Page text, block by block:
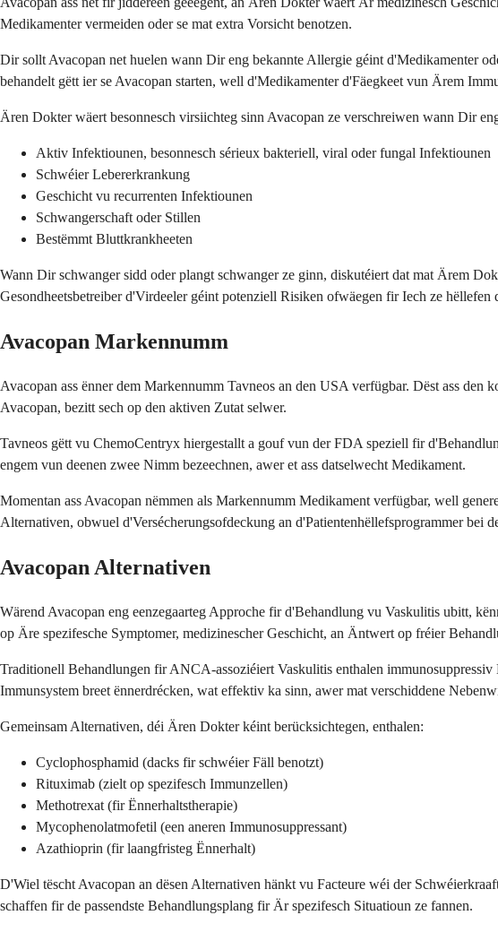
Medikamenter vermeiden oder se mat extra Vorsicht benotzen.
Dir sollt Avacopan net huelen wann Dir eng bekannte Allergie géint d'Medikamenter
behandelt gëtt ier se Avacopan starten, well d'Medikamenter d'Fäegkeet vun Ärem
Ären Dokter wäert besonnesch virsiichteg sinn Avacopan ze verschreiwen wann Dir
Aktiv Infektiounen, besonnesch sérieux bakteriell, viral oder fungal Infektiounen
Schwéier Lebererkrankung
Geschicht vu recurrenten Infektiounen
Schwangerschaft oder Stillen
Bestëmmt Bluttkrankheeten
Wann Dir schwanger sidd oder plangt schwanger ze ginn, diskutéiert dat mat Ärem
Gesondheetsbetreiber d'Virdeeler géint potenziell Risiken ofwäegen fir Iech ze
Avacopan Markennumm
Avacopan ass ënner dem Markennumm Tavneos an den USA verfügbar. Dëst ass
Avacopan, bezitt sech op den aktiven Zutat selwer.
Tavneos gëtt vu ChemoCentryx hiergestallt a gouf vun der FDA speziell fir
engem vun deenen zwee Nimm bezeechnen, awer et ass datselwecht Medikament.
Momentan ass Avacopan nëmmen als Markennumm Medikament verfügbar, well
Alternativen, obwuel d'Versécherungsofdeckung an d'Patientenhëllefsprogrammer bei
Avacopan Alternativen
Wärend Avacopan eng eenzegaarteg Approche fir d'Behandlung vu Vaskulitis ubitt,
op Äre spezifesche Symptomer, medizinescher Geschicht, an Äntwert op fréier
Traditionell Behandlungen fir ANCA-assoziéiert Vaskulitis enthalen
Immunsystem breet ënnerdrécken, wat effektiv ka sinn, awer mat verschiddene
Gemeinsam Alternativen, déi Ären Dokter kéint berücksichtegen, enthalen:
Cyclophosphamid (dacks fir schwéier Fäll benotzt)
Rituximab (zielt op spezifesch Immunzellen)
Methotrexat (fir Ënnerhaltstherapie)
Mycophenolatmofetil (een aneren Immunosuppressant)
Azathioprin (fir laangfristeg Ënnerhalt)
D'Wiel tëscht Avacopan an dësen Alternativen hänkt vu Facteure wéi der
schaffen fir de passendste Behandlungsplang fir Är spezifesch Situatioun ze fannen.